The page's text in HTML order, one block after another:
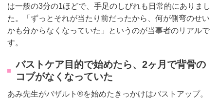
は一般の3分の1ほどで、手足のしびれも日常的にありまし
た。「ずっとそれが当たり前だったから、何が側弯のせい
かも分からなくなっていた」というのが当事者のリアルで
す。
バストケア目的で始めたら、2ヶ月で背骨の
コブがなくなっていた
あみ先生がバザルト®を始めたきっかけはバストアップ。